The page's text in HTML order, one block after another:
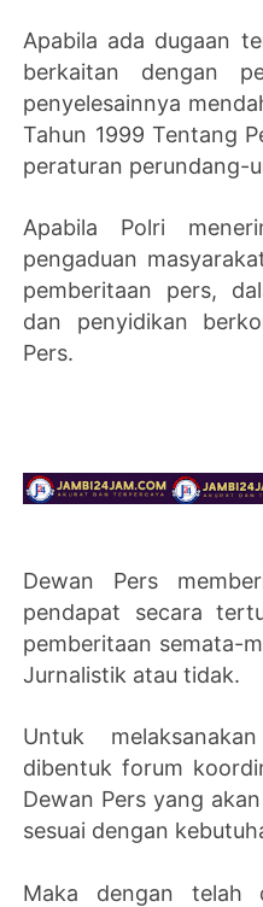
Apabila ada dugaan
berkaitan dengan
penyelesainnya
Tahun 1999 Tentang
peraturan perundang-
Apabila Polri
pengaduan
pemberitaan pers,
dan penyidikan
Pers.
Dewan Pers
pendapat secara
pemberitaan semata-
Jurnalistik atau tidak.
Untuk
dibentuk forum
Dewan Pers yang
sesuai dengan
Maka dengan telah